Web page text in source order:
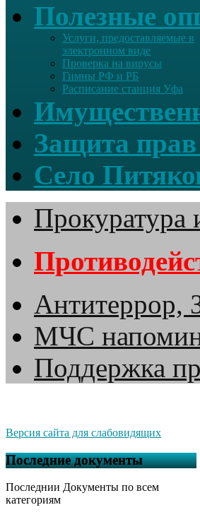
Полезные
Услуги, предоставляемые в
электронном виде
Проверка на вирусы
Гимны РФ и РБ
Расписание станция Уфа
Защита прав
Село
Прокуратура
Антитеррор,
МЧС
Поддержка
Версия сайта для слабовидящих
Последние документы
Последнии Документы по всем
категориям